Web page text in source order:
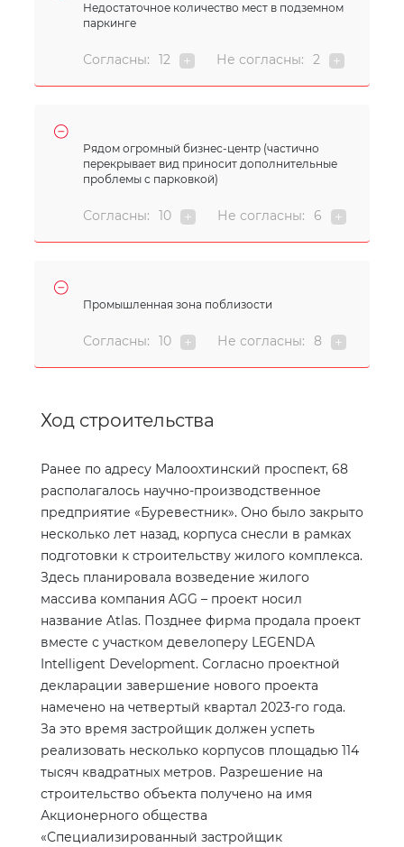
Недостаточное количество мест в подземном
паркинге
Согласны: 12 Не согласны: 2
Рядом огромный бизнес-центр (частично
перекрывает вид приносит дополнительные
проблемы с парковкой)
Согласны: 10 Не согласны: 6
Промышленная зона поблизости
Согласны: 10 Не согласны: 8
Ход строительства
Ранее по адресу Малоохтинский проспект, 68
располагалось научно-производственное
предприятие «Буревестник». Оно было закрыто
несколько лет назад, корпуса снесли в рамках
подготовки к строительству жилого комплекса.
Здесь планировала возведение жилого
массива компания AGG – проект носил
название Atlas. Позднее фирма продала проект
вместе с участком девелоперу LEGENDA
Intelligent Development. Согласно проектной
декларации завершение нового проекта
намечено на четвертый квартал 2023-го года.
За это время застройщик должен успеть
реализовать несколько корпусов площадью 114
тысяч квадратных метров. Разрешение на
строительство объекта получено на имя
Акционерного общества
«Специализированный застройщик